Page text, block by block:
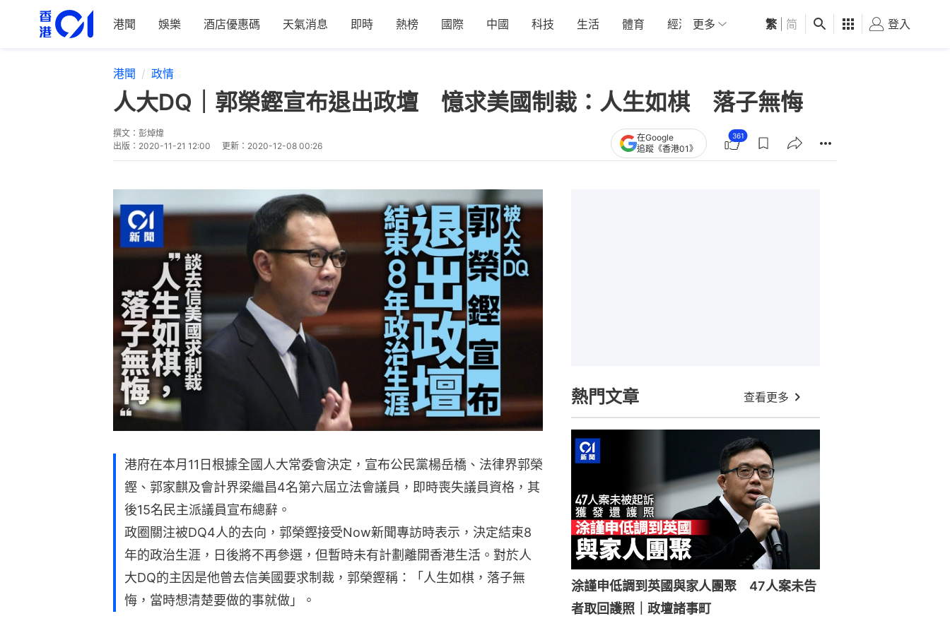
港聞 娛樂 酒店優惠碼 天氣消息 即時 熱榜 國際 中國 科技 生活 體育 經濟 01深圳 觀點 健康 好食玩飛
更多 繁 简 登入
港聞 政情
人大DQ｜郭榮鏗宣布退出政壇 憶求美國制裁：人生如棋 落子無悔
撰文： 彭焯煒
出版： 2020-11-21 12:00 更新： 2020-12-08 00:26
在Google
追蹤《香港01》
361
港府在本月11日根據全國人大常委會決定，宣布公民黨楊岳橋、法律界郭榮
鏗、郭家麒及會計界梁繼昌4名第六屆立法會議員，即時喪失議員資格，其
後15名民主派議員宣布總辭。
政圈關注被DQ4人的去向，郭榮鏗接受Now新聞專訪時表示，決定結束8
年的政治生涯，日後將不再參選，但暫時未有計劃離開香港生活。對於人
大DQ的主因是他曾去信美國要求制裁，郭榮鏗稱：「人生如棋，落子無
悔，當時想清楚要做的事就做」。
熱門文章 查看更多
涂謹申低調到英國與家人團聚 47人案未告
者取回護照｜政壇諸事町